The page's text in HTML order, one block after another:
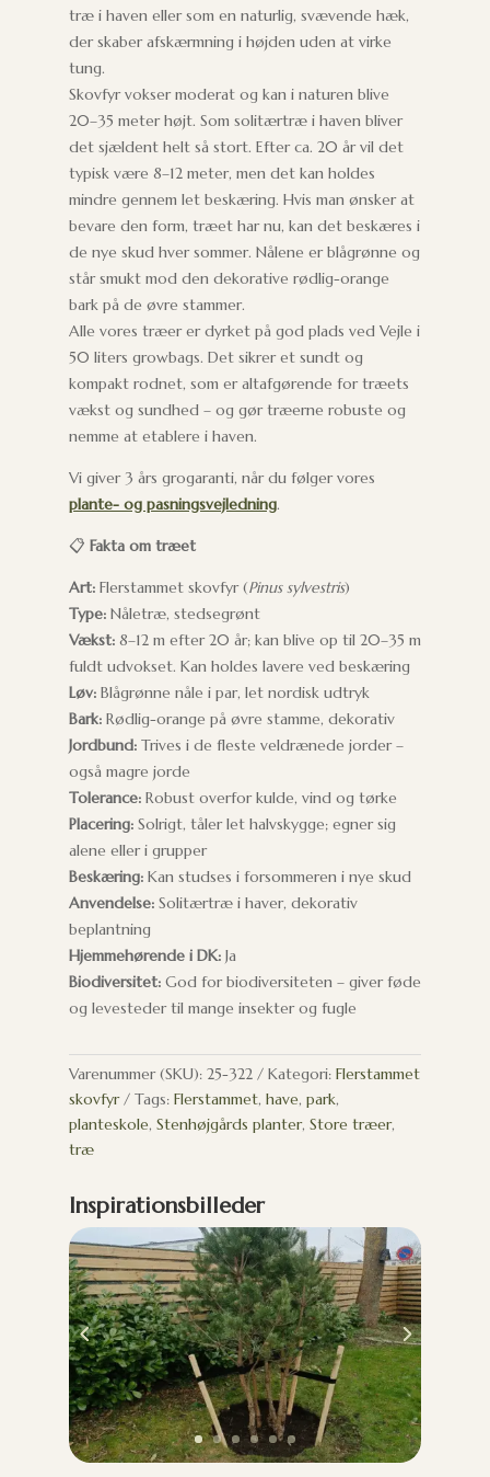
træ i haven eller som en naturlig, svævende hæk,
der skaber afskærmning i højden uden at virke
tung.
Skovfyr vokser moderat og kan i naturen blive
20–35 meter højt. Som solitærtræ i haven bliver
det sjældent helt så stort. Efter ca. 20 år vil det
typisk være 8–12 meter, men det kan holdes
mindre gennem let beskæring. Hvis man ønsker at
bevare den form, træet har nu, kan det beskæres i
de nye skud hver sommer. Nålene er blågrønne og
står smukt mod den dekorative rødlig-orange
bark på de øvre stammer.
Alle vores træer er dyrket på god plads ved Vejle i
50 liters growbags. Det sikrer et sundt og
kompakt rodnet, som er altafgørende for træets
vækst og sundhed – og gør træerne robuste og
nemme at etablere i haven.
Vi giver 3 års grogaranti, når du følger vores
plante- og pasningsvejledning.
📋 Fakta om træet
Art:Flerstammet skovfyr (Pinus sylvestris)
Type:Nåletræ, stedsegrønt
Vækst:8–12 m efter 20 år; kan blive op til 20–35 m
fuldt udvokset. Kan holdes lavere ved beskæring
Løv:Blågrønne nåle i par, let nordisk udtryk
Bark:Rødlig-orange på øvre stamme, dekorativ
Jordbund:Trives i de fleste veldrænede jorder –
også magre jorde
Tolerance:Robust overfor kulde, vind og tørke
Placering:Solrigt, tåler let halvskygge; egner sig
alene eller i grupper
Beskæring:Kan studses i forsommeren i nye skud
Anvendelse:Solitærtræ i haver, dekorativ
beplantning
Hjemmehørende i DK:Ja
Biodiversitet:God for biodiversiteten – giver føde
og levesteder til mange insekter og fugle
Varenummer (SKU): 25-322 Kategori: Flerstammet
skovfyr
Tags: Flerstammet, have, park,
planteskole, Stenhøjgårds planter, Store træer,
træ
Inspirationsbilleder